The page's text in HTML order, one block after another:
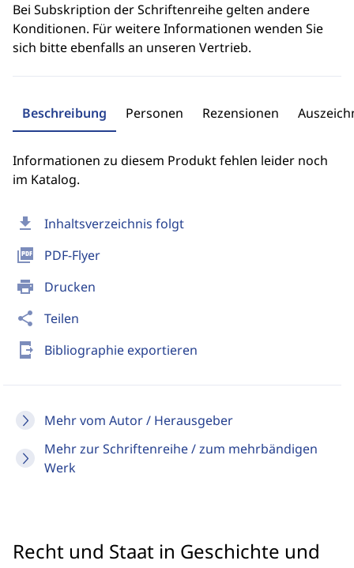
download Inhaltsverzeichnis folgt
picture_as_pdf PDF-Flyer
print Drucken
share Teilen
send_to_mobile Bibliographie exportieren
Mehr vom Autor / Herausgeber
Mehr zur Schriftenreihe / zum mehrbändigen
Werk
Bei Subskription der Schriftenreihe gelten andere
Konditionen. Für weitere Informationen wenden Sie
sich bitte ebenfalls an unseren Vertrieb.
Beschreibung Personen Rezensionen
Informationen zu diesem Produkt fehlen leider noch
im Katalog.
Recht und Staat in Geschichte und